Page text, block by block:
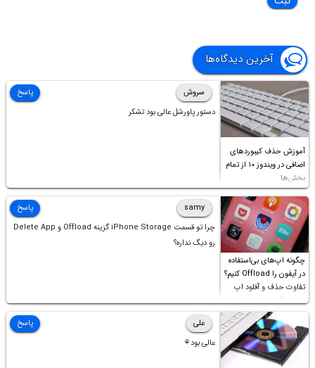
آخرین دیدگاه‌ها
آموزش حذف کیبوردهای
اضافی در ویندوز ۱۰ از تمام
بخش‌ها
سروش
دستور پاورشل عالی بود تشکر
پاسخ
چگونه اپ‌های بی‌استفاده
در آیفون را Offload کنیم؟
تفاوت حذف و آفلود اپ
چیست؟
samy
چرا تو قسمت iPhone Storage گزینه Offload و Delete App
رو دیگ نداره؟
پاسخ
علی
عالی بود⚘
پاسخ